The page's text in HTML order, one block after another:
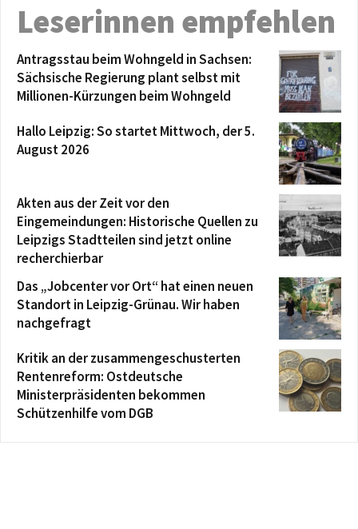
Leserinnen empfehlen
Antragsstau beim Wohngeld in Sachsen:
Sächsische Regierung plant selbst mit
Millionen-Kürzungen beim Wohngeld
Hallo Leipzig: So startet Mittwoch, der 5.
August 2026
Akten aus der Zeit vor den
Eingemeindungen: Historische Quellen zu
Leipzigs Stadtteilen sind jetzt online
recherchierbar
Das „Jobcenter vor Ort“ hat einen neuen
Standort in Leipzig-Grünau. Wir haben
nachgefragt
Kritik an der zusammengeschusterten
Rentenreform: Ostdeutsche
Ministerpräsidenten bekommen
Schützenhilfe vom DGB